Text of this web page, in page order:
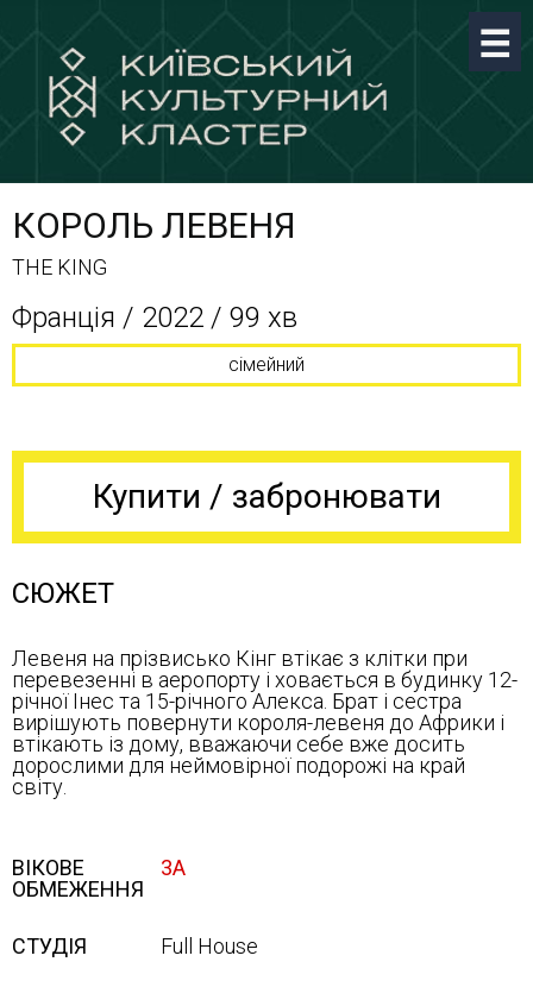
КОРОЛЬ ЛЕВЕНЯ
THE KING
Франція / 2022 / 99 хв
сімейний
Купити / забронювати
СЮЖЕТ
Левеня на прізвисько Кінг втікає з клітки при
перевезенні в аеропорту і ховається в будинку 12-
річної Інес та 15-річного Алекса. Брат і сестра
вирішують повернути короля-левеня до Африки і
втікають із дому, вважаючи себе вже досить
дорослими для неймовірної подорожі на край
світу.
ВІКОВЕ
ОБМЕЖЕННЯ
3А
СТУДІЯ Full House